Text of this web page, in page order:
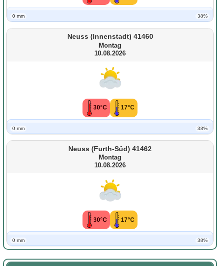
0 mm 38%
Neuss (Innenstadt) 41460
Montag
10.08.2026
30°C 17°C
0 mm 38%
Neuss (Furth-Süd) 41462
Montag
10.08.2026
30°C 17°C
0 mm 38%